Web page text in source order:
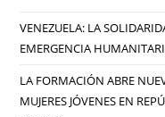
VENEZUELA: LA
EMERGENCIA
LA FORMACIÓN ABRE
MUJERES JÓVENES EN